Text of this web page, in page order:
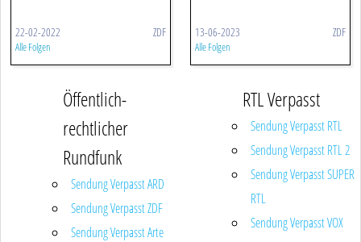
22-02-2022 ZDF
Alle Folgen
13-06-2023 ZDF
Alle Folgen
Öffentlich-
rechtlicher
Rundfunk
Sendung Verpasst ARD
Sendung Verpasst ZDF
Sendung Verpasst Arte
RTL Verpasst
Sendung Verpasst RTL
Sendung Verpasst RTL 2
Sendung Verpasst SUPER
RTL
Sendung Verpasst VOX